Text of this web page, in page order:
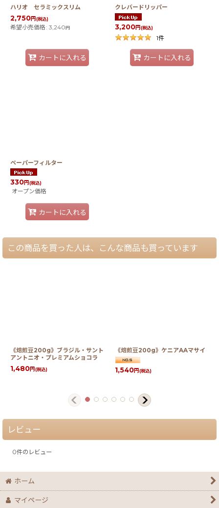
ハリオ セラミックスリム
2,750円(税込)
希望小売価格: 3,240円
カートに入れる
クレバードリッパー
3,200円(税込)
1件
カートに入れる
ペーパーフィルター
330円(税込)
オープン価格
カートに入れる
この商品を買った人は、こんな商品も買っています
《焙煎豆200g》ブラジル・サント
アントニオ・プレミアムショコラ
1,480円(税込)
《焙煎豆200g》ケニアAAマサイ
1,540円(税込)
レビュー
0件のレビュー
ホーム
マイページ